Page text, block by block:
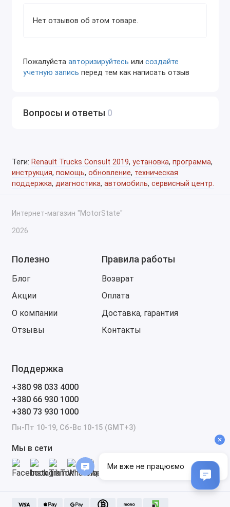
Нет отзывов об этом товаре.
Пожалуйста авторизируйтесь или создайте
учетную запись перед тем как написать отзыв
Вопросы и ответы 0
Теги: Renault Trucks Consult 2019, установка, программа,
инструкция, помощь, обновление, техническая
поддержка, диагностика, автомобиль, сервисный центр.
Интернет-магазин "MotorState"
2026
Полезно
Блог
Акции
О компании
Отзывы
Правила работы
Возврат
Оплата
Доставка, гарантия
Контакты
Поддержка
+380 98 033 4000
+380 66 930 1000
+380 73 930 1000
Пн-Пт 10-19, Сб-Вс 10-15 (GMT+3)
Мы в сети